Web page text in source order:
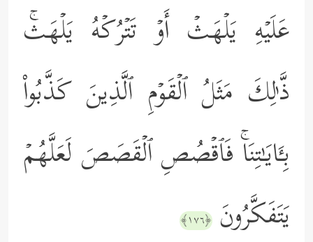
عَلَیۡهِ یَلۡهَثۡ أَوۡ تَتۡرُكۡهُ یَلۡهَثۚ
ذَّ ٰ⁠لِكَ مَثَلُ ٱلۡقَوۡمِ ٱلَّذِینَ كَذَّبُواْ
بِـَٔایَـٰتِنَاۚ فَٱقۡصُصِ ٱلۡقَصَصَ لَعَلَّهُمۡ
یَتَفَكَّرُونَ ﴿١٧٦﴾